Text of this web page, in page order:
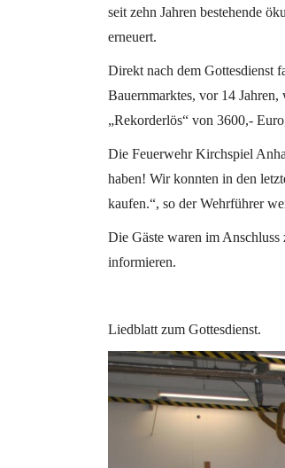
seit zehn Jahren bestehende
erneuert.
Direkt nach dem Gottesdienst
Bauernmarktes, vor 14
„Rekorderlös“ von 3600,-
Die Feuerwehr Kirchspiel
haben! Wir konnten in den
kaufen.“, so der Wehrführer
Die Gäste waren im
informieren.
Liedblatt zum Gottesdienst.